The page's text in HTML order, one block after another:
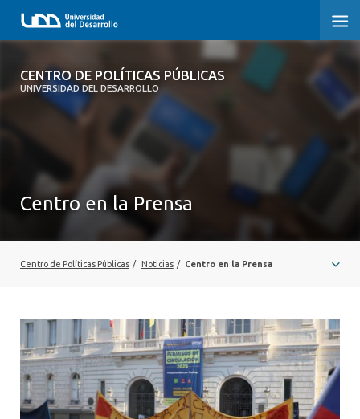
CENTRO DE POLÍTICAS PÚBLICAS
UNIVERSIDAD DEL DESARROLLO
CENTRO DE POLÍTICAS PÚBLICAS
DOCUMENTOS DE TRABAJO
Centro en la Prensa
Centro de Políticas Públicas / Noticias / Centro en la Prensa